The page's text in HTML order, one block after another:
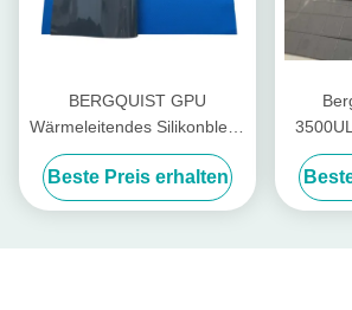
BERGQUIST GPU
Wärmeleitendes Silikonblech
GP1500 Schwarz 1,5 W/MK
Beste Preis erhalten